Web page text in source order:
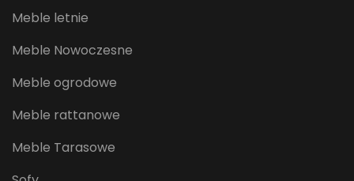
Meble letnie
Meble Nowoczesne
Meble ogrodowe
Meble rattanowe
Meble Tarasowe